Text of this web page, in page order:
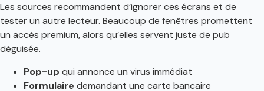
Les sources recommandent d’ignorer ces écrans et de
tester un autre lecteur. Beaucoup de fenêtres promettent
un accès premium, alors qu’elles servent juste de pub
déguisée.
Pop-up qui annonce un virus immédiat
Formulaire demandant une carte bancaire